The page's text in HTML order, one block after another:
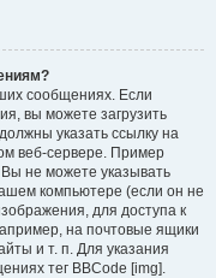
сообщениях. Если
вы можете загрузить
указать ссылку на
веб-сервере. Пример
не можете указывать
компьютере (если он не
для доступа к
на почтовые ящики
и т. п. Для указания
тег BBCode [img].